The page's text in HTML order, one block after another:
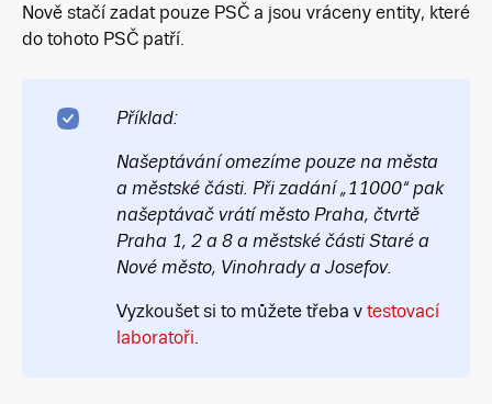
Nově stačí zadat pouze PSČ a jsou vráceny entity, které
do tohoto PSČ patří.
Příklad:
Našeptávání omezíme pouze na města
a městské části. Při zadání „11000“ pak
našeptávač vrátí město Praha, čtvrtě
Praha 1, 2 a 8 a městské části Staré a
Nové město, Vinohrady a Josefov.
Vyzkoušet si to můžete třeba v testovací
laboratoři